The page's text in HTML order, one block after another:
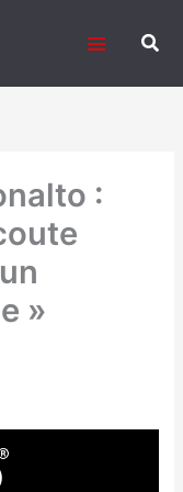
:
»